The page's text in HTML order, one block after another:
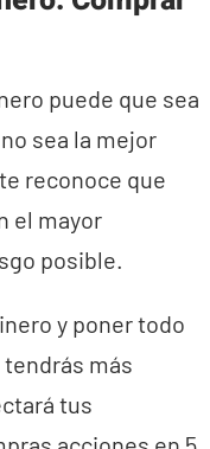
puede que sea
sea la mejor
reconoce que
el mayor
posible.
y poner todo
tendrás más
tus